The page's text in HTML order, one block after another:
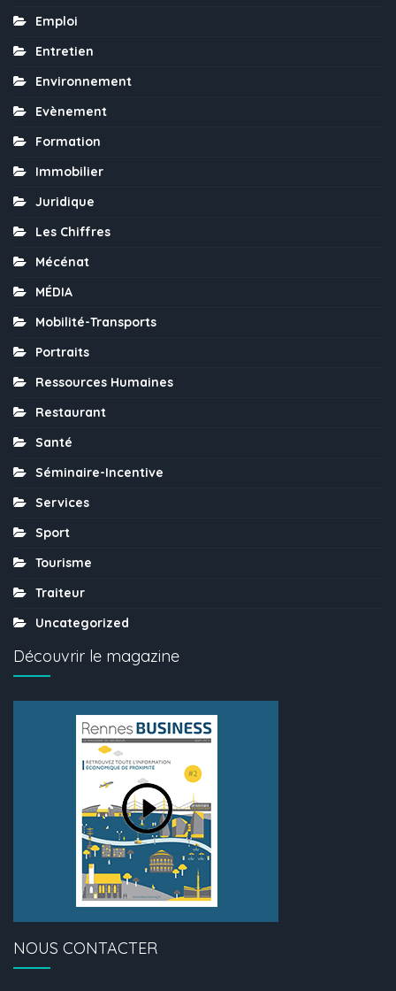
Emploi
Entretien
Environnement
Evènement
Formation
Immobilier
Juridique
Les Chiffres
Mécénat
MÉDIA
Mobilité-Transports
Portraits
Ressources Humaines
Restaurant
Santé
Séminaire-Incentive
Services
Sport
Tourisme
Traiteur
Uncategorized
Découvrir le magazine
NOUS CONTACTER